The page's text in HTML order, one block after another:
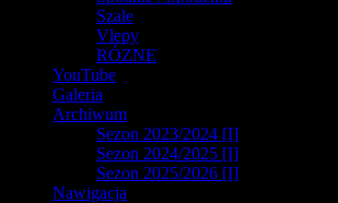
Szale
Vlepy
RÓZNE
YouTube
Galeria
Archiwum
Sezon 2023/2024 [I]
Sezon 2024/2025 [I]
Sezon 2025/2026 [I]
Nawigacja